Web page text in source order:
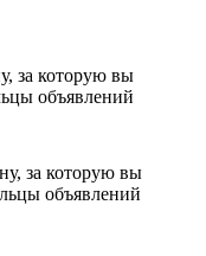
за которую вы
объявлений
за которую вы
объявлений